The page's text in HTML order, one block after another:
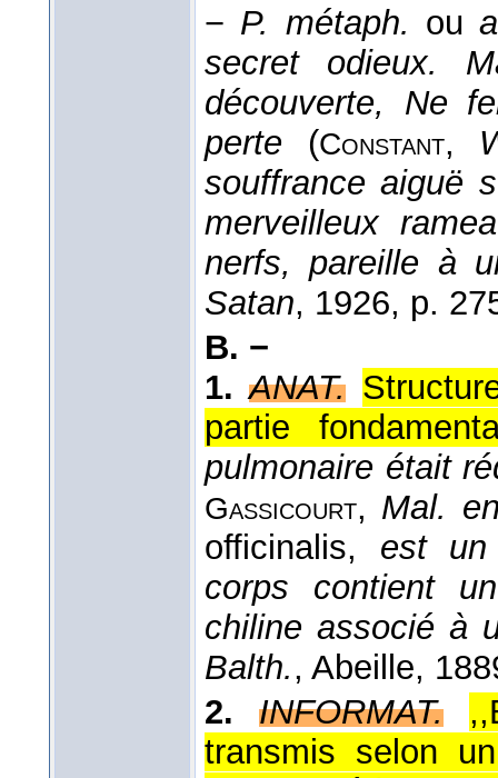
− P. métaph. ou
secret odieux.
découverte, Ne
perte (Constant,
souffrance aiguë
merveilleux
nerfs, pareille à
Satan, 1926, p.
B. −
1. ANAT.
partie
pulmonaire était
Gassicourt, Mal.
officinalis, est un
corps contient
chiline associé à
Balth., Abeille,
2.
INFORMAT.
transmis selon